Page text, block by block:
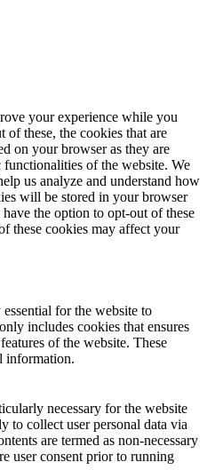
your experience while you
of these, the cookies that are
on your browser as they are
of the website. We
us analyze and understand how
will be stored in your browser
the option to opt-out of these
these cookies may affect your
for the website to
includes cookies that ensures
of the website. These
information.
necessary for the website
to collect user personal data via
are termed as non-necessary
user consent prior to running